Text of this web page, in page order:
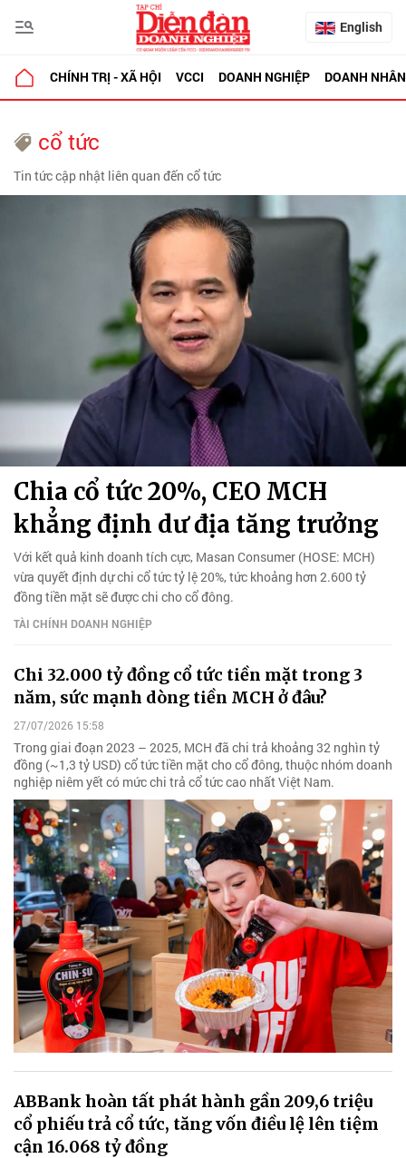
English
CHÍNH TRỊ - XÃ HỘI VCCI DOANH NGHIỆP DOANH NHÂN
cổ tức
Tin tức cập nhật liên quan đến cổ tức
Chia cổ tức 20%, CEO MCH
khẳng định dư địa tăng trưởng
Với kết quả kinh doanh tích cực, Masan Consumer (HOSE: MCH)
vừa quyết định dự chi cổ tức tỷ lệ 20%, tức khoảng hơn 2.600 tỷ
đồng tiền mặt sẽ được chi cho cổ đông.
TÀI CHÍNH DOANH NGHIỆP
Chi 32.000 tỷ đồng cổ tức tiền mặt trong 3
năm, sức mạnh dòng tiền MCH ở đâu?
27/07/2026 15:58
Trong giai đoạn 2023 – 2025, MCH đã chi trả khoảng 32 nghìn tỷ
đồng (~1,3 tỷ USD) cổ tức tiền mặt cho cổ đông, thuộc nhóm doanh
nghiệp niêm yết có mức chi trả cổ tức cao nhất Việt Nam.
ABBank hoàn tất phát hành gần 209,6 triệu
cổ phiếu trả cổ tức, tăng vốn điều lệ lên tiệm
cận 16.068 tỷ đồng